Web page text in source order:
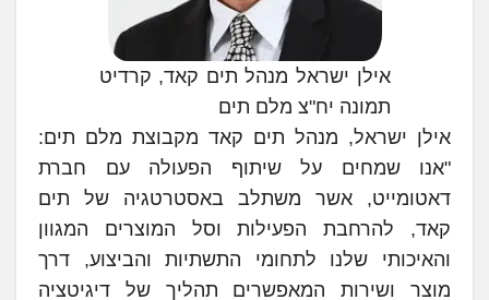
אילן ישראל מנהל תים קאד, קרדיט
תמונה יח"צ מלם תים
אילן ישראל, מנהל תים קאד מקבוצת מלם תים:
"אנו שמחים על שיתוף הפעולה עם חברת
דאטומייט, אשר משתלב באסטרטגיה של תים
קאד, להרחבת הפעילות וסל המוצרים המגוון
והאיכותי שלנו לתחומי התשתיות והביצוע, דרך
מוצר ושירות המאפשרים תהליך של דיגיטציה